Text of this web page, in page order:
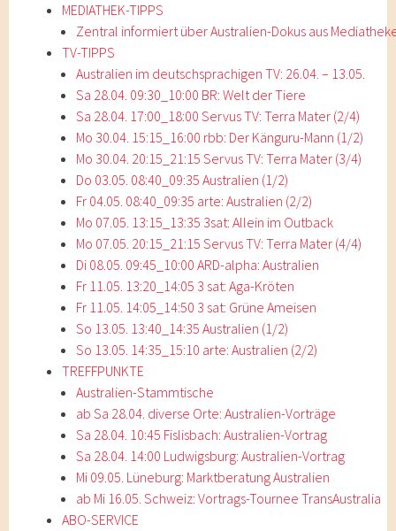
MEDIATHEK-TIPPS
Zentral informiert über Australien-Dokus aus
TV-TIPPS
Australien im deutschsprachigen TV: 26.04. – 13.05.
Sa 28.04. 09:30_10:00 BR: Welt der Tiere
Sa 28.04. 17:00_18:00 Servus TV: Terra Mater (2/4)
Mo 30.04. 15:15_16:00 rbb: Der Känguru-Mann (1/2)
Mo 30.04. 20:15_21:15 Servus TV: Terra Mater (3/4)
Do 03.05. 08:40_09:35 Australien (1/2)
Fr 04.05. 08:40_09:35 arte: Australien (2/2)
Mo 07.05. 13:15_13:35 3sat: Allein im Outback
Mo 07.05. 20:15_21:15 Servus TV: Terra Mater (4/4)
Di 08.05. 09:45_10:00 ARD-alpha: Australien
Fr 11.05. 13:20_14:05 3 sat: Aga-Kröten
Fr 11.05. 14:05_14:50 3 sat: Grüne Ameisen
So 13.05. 13:40_14:35 Australien (1/2)
So 13.05. 14:35_15:10 arte: Australien (2/2)
TREFFPUNKTE
Australien-Stammtische
ab Sa 28.04. diverse Orte: Australien-Vorträge
Sa 28.04. 10:45 Fislisbach: Australien-Vortrag
Sa 28.04. 14:00 Ludwigsburg: Australien-Vortrag
Mi 09.05. Lüneburg: Marktberatung Australien
ab Mi 16.05. Schweiz: Vortrags-Tournee TransAustralia
ABO-SERVICE